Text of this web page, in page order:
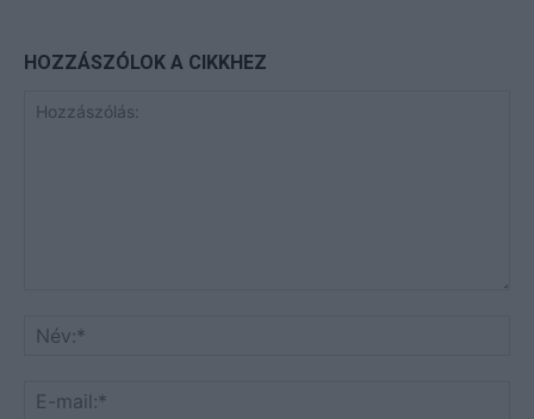
HOZZÁSZÓLOK A CIKKHEZ